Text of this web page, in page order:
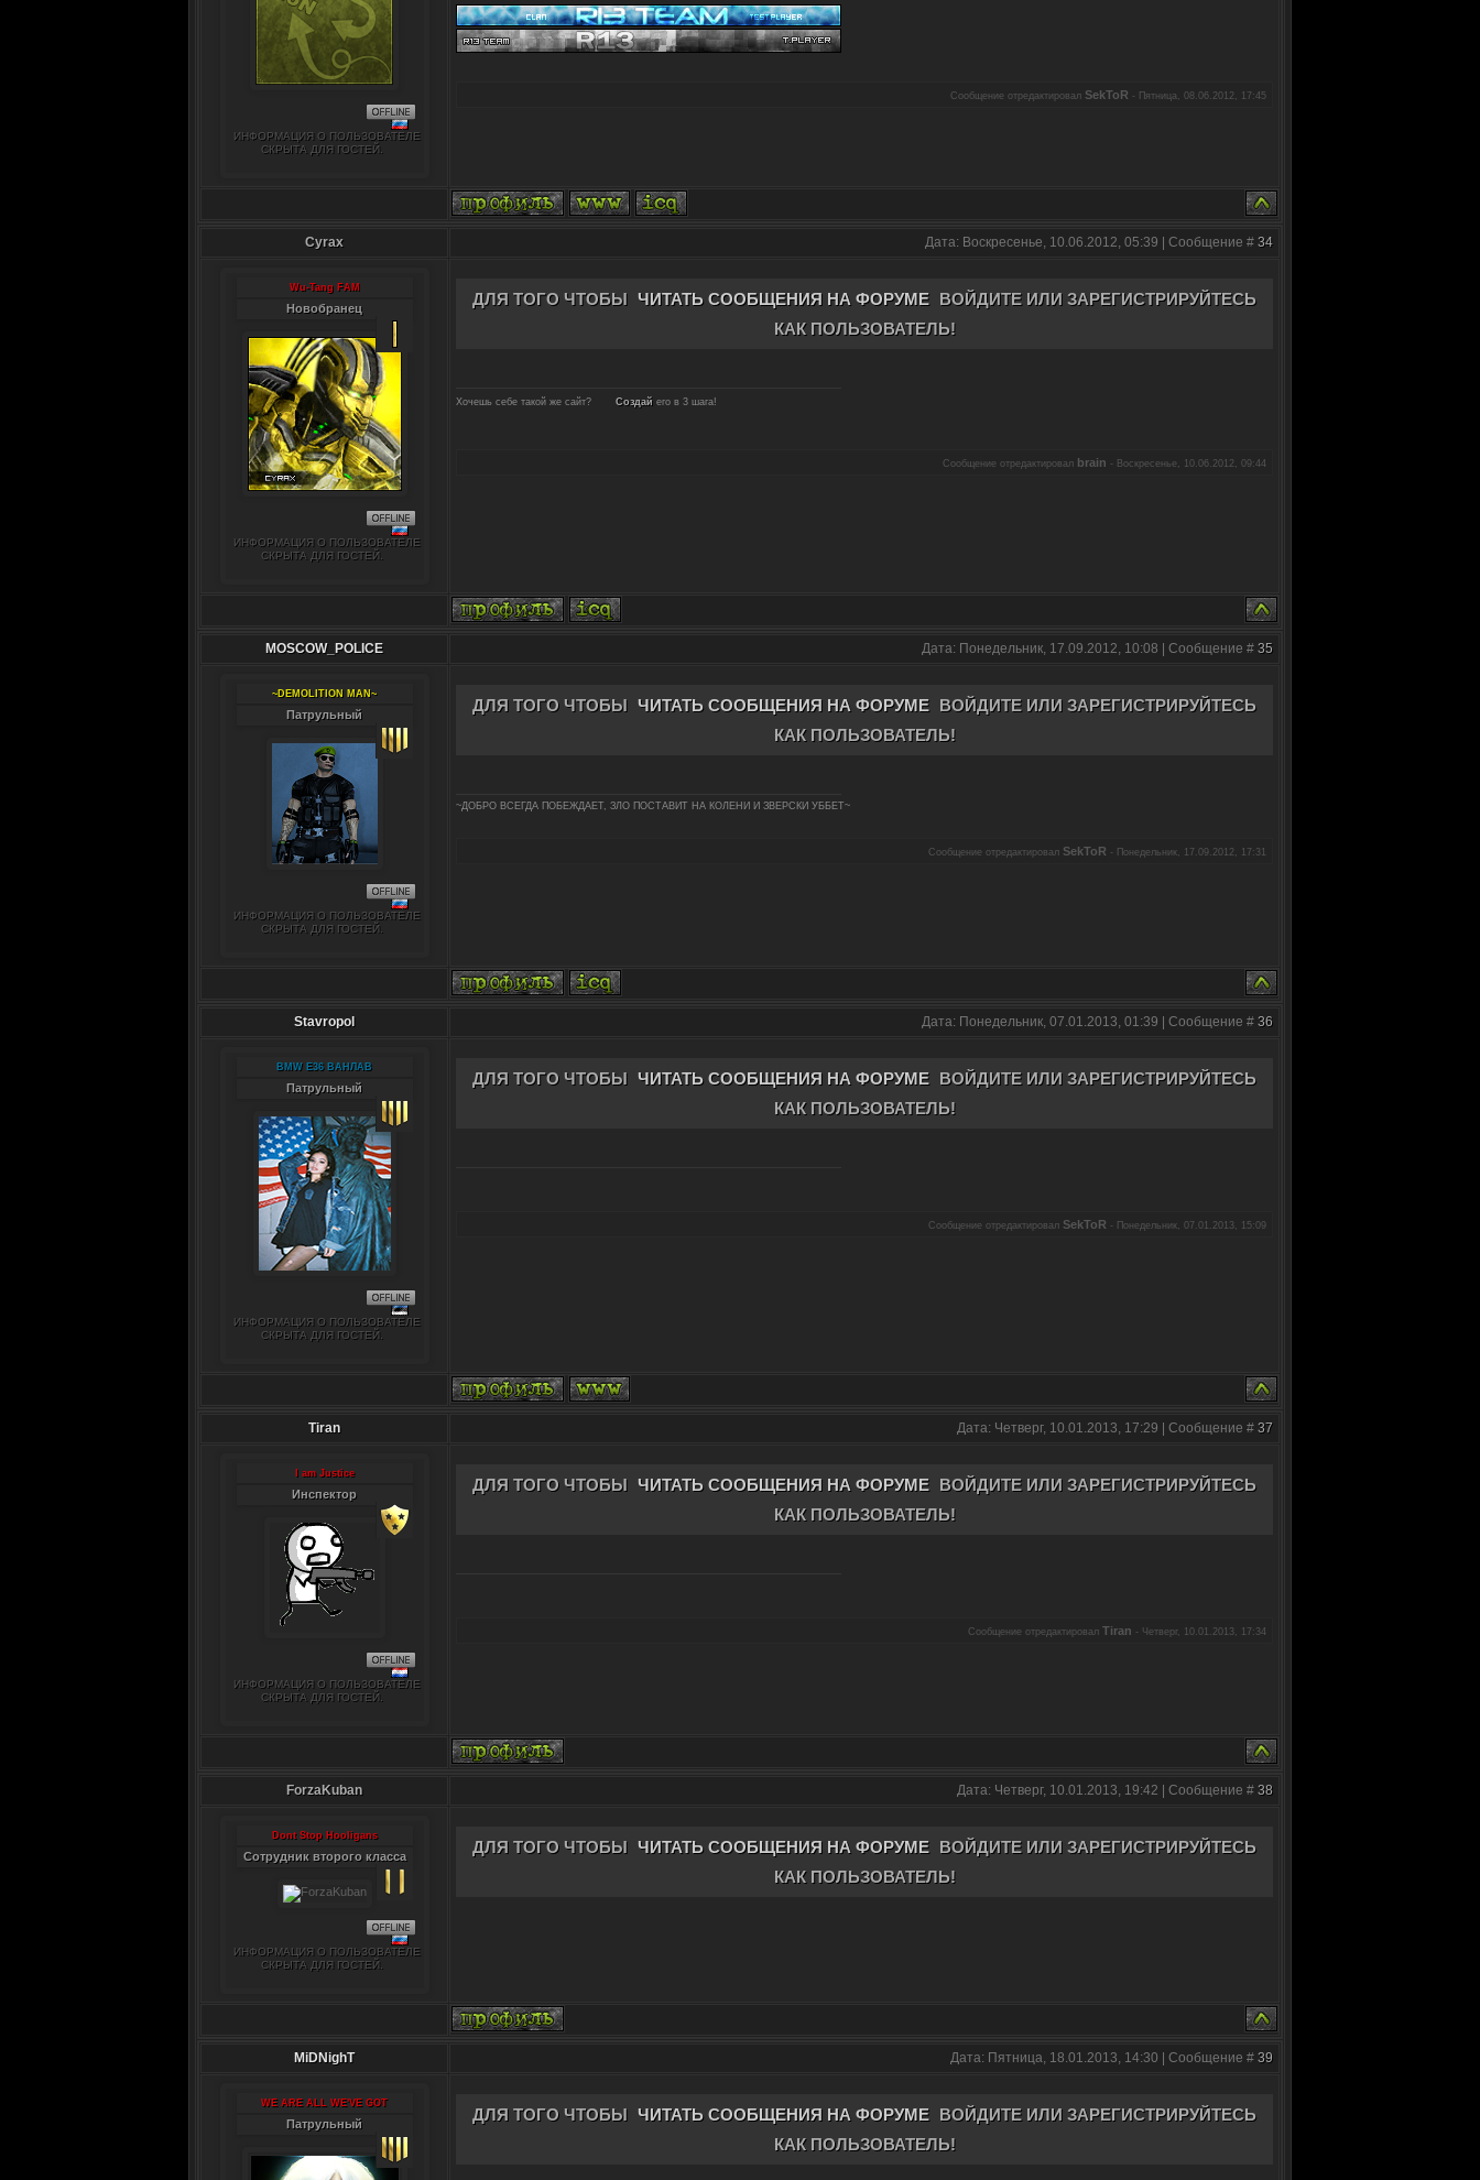
ИНФОРМАЦИЯ О ПОЛЬЗОВАТЕЛЕ
СКРЫТА ДЛЯ ГОСТЕЙ.
Сообщение отредактировал SekToR - Пятница, 08.06.2012, 17:45
Cyrax Дата: Воскресенье, 10.06.2012, 05:39 | Сообщение # 34
Wu-Tang FAM
Новобранец
ИНФОРМАЦИЯ О ПОЛЬЗОВАТЕЛЕ
СКРЫТА ДЛЯ ГОСТЕЙ.
ДЛЯ ТОГО ЧТОБЫ ЧИТАТЬ СООБЩЕНИЯ НА ФОРУМЕ ВОЙДИТЕ ИЛИ ЗАРЕГИСТРИРУЙТЕСЬ
КАК ПОЛЬЗОВАТЕЛЬ!
Хочешь себе такой же сайт? Создай его в 3 шага!
Сообщение отредактировал brain - Воскресенье, 10.06.2012, 09:44
MOSCOW_POLICE Дата: Понедельник, 17.09.2012, 10:08 | Сообщение # 35
~DEMOLITION MAN~
Патрульный
ИНФОРМАЦИЯ О ПОЛЬЗОВАТЕЛЕ
СКРЫТА ДЛЯ ГОСТЕЙ.
ДЛЯ ТОГО ЧТОБЫ ЧИТАТЬ СООБЩЕНИЯ НА ФОРУМЕ ВОЙДИТЕ ИЛИ ЗАРЕГИСТРИРУЙТЕСЬ
КАК ПОЛЬЗОВАТЕЛЬ!
~ДОБРО ВСЕГДА ПОБЕЖДАЕТ, ЗЛО ПОСТАВИТ НА КОЛЕНИ И ЗВЕРСКИ УББЕТ~
Сообщение отредактировал SekToR - Понедельник, 17.09.2012, 17:31
Stavropol Дата: Понедельник, 07.01.2013, 01:39 | Сообщение # 36
BMW E36 ВАНЛАВ
Патрульный
ИНФОРМАЦИЯ О ПОЛЬЗОВАТЕЛЕ
СКРЫТА ДЛЯ ГОСТЕЙ.
ДЛЯ ТОГО ЧТОБЫ ЧИТАТЬ СООБЩЕНИЯ НА ФОРУМЕ ВОЙДИТЕ ИЛИ ЗАРЕГИСТРИРУЙТЕСЬ
КАК ПОЛЬЗОВАТЕЛЬ!
Сообщение отредактировал SekToR - Понедельник, 07.01.2013, 15:09
Tiran Дата: Четверг, 10.01.2013, 17:29 | Сообщение # 37
I am Justice
Инспектор
ИНФОРМАЦИЯ О ПОЛЬЗОВАТЕЛЕ
СКРЫТА ДЛЯ ГОСТЕЙ.
ДЛЯ ТОГО ЧТОБЫ ЧИТАТЬ СООБЩЕНИЯ НА ФОРУМЕ ВОЙДИТЕ ИЛИ ЗАРЕГИСТРИРУЙТЕСЬ
КАК ПОЛЬЗОВАТЕЛЬ!
Сообщение отредактировал Tiran - Четверг, 10.01.2013, 17:34
ForzaKuban Дата: Четверг, 10.01.2013, 19:42 | Сообщение # 38
Dont Stop Hooligans
Сотрудник второго класса
ИНФОРМАЦИЯ О ПОЛЬЗОВАТЕЛЕ
СКРЫТА ДЛЯ ГОСТЕЙ.
ДЛЯ ТОГО ЧТОБЫ ЧИТАТЬ СООБЩЕНИЯ НА ФОРУМЕ ВОЙДИТЕ ИЛИ ЗАРЕГИСТРИРУЙТЕСЬ
КАК ПОЛЬЗОВАТЕЛЬ!
MiDNighT Дата: Пятница, 18.01.2013, 14:30 | Сообщение # 39
WE ARE ALL WE'VE GOT
Патрульный ДЛЯ ТОГО ЧТОБЫ ЧИТАТЬ СООБЩЕНИЯ НА ФОРУМЕ ВОЙДИТЕ ИЛИ ЗАРЕГИСТРИРУЙТЕСЬ
КАК ПОЛЬЗОВАТЕЛЬ!